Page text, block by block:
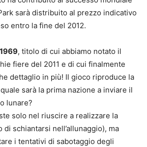
sarà distribuito al prezzo indicativo
entro la fine del 2012.
1969, titolo di cui abbiamo notato il
fiere del 2011 e di cui finalmente
dettaglio in più! Il gioco riproduce la
sarà la prima nazione a inviare il
lunare?
solo nel riuscire a realizzare la
di schiantarsi nell’allunaggio), ma
i tentativi di sabotaggio degli